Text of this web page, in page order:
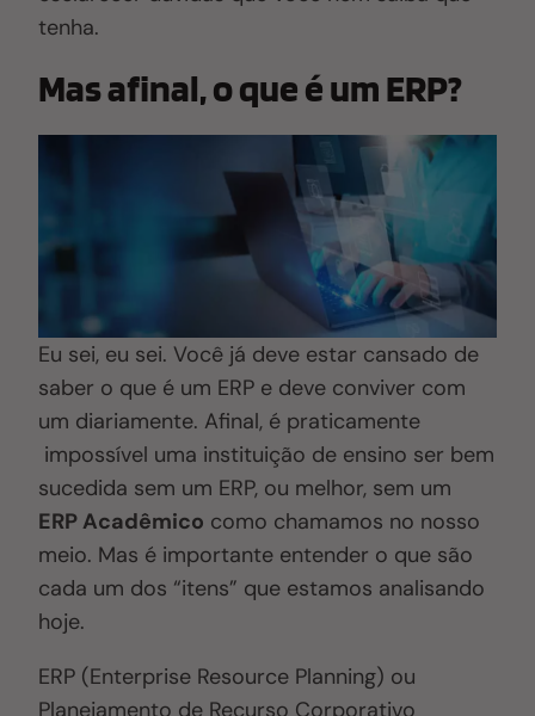
tenha.
Mas afinal, o que é um ERP?
Eu sei, eu sei. Você já deve estar cansado de
saber o que é um ERP e deve conviver com
um diariamente. Afinal, é praticamente
impossível uma instituição de ensino ser bem
sucedida sem um ERP, ou melhor, sem um
ERP Acadêmico como chamamos no nosso
meio. Mas é importante entender o que são
cada um dos “itens” que estamos analisando
hoje.
ERP (Enterprise Resource Planning) ou